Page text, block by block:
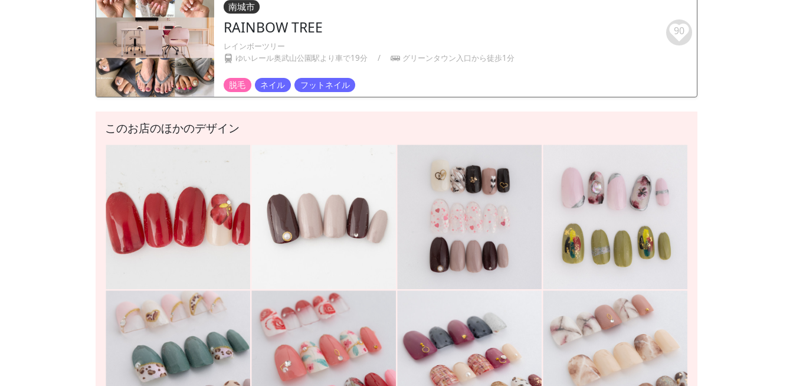
脱毛 ネイル フットネイル
南城市
RAINBOW TREE
レインボーツリー
ゆいレール奥武山公園駅より車で19分
/ グリーンタウン入口から徒歩1分
90
このお店のほかのデザイン